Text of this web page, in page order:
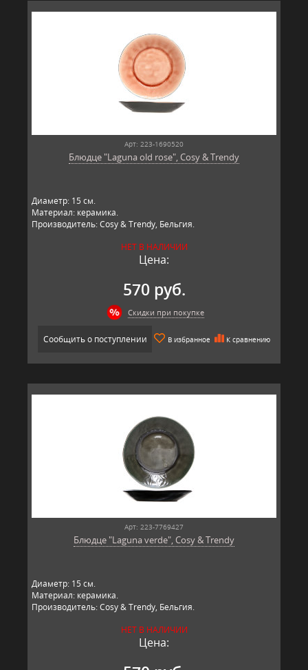
Арт: 223-1690520
Блюдце "Laguna old rose", Cosy & Trendy
Диаметр: 15 см.
Материал: керамика.
Производитель: Cosy & Trendy, Бельгия.
НЕТ В НАЛИЧИИ
Цена:
570 руб.
Скидки при покупке
Сообщить о поступлении В избранное К сравнению
Арт: 223-7769427
Блюдце "Laguna verde", Cosy & Trendy
Диаметр: 15 см.
Материал: керамика.
Производитель: Cosy & Trendy, Бельгия.
НЕТ В НАЛИЧИИ
Цена: